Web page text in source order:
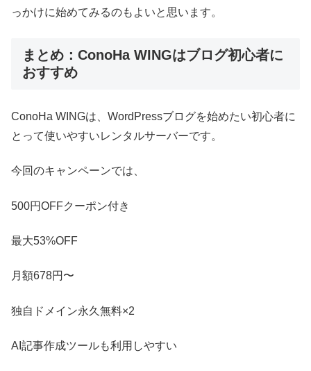
っかけに始めてみるのもよいと思います。
まとめ：ConoHa WINGはブログ初心者に
おすすめ
ConoHa WINGは、WordPressブログを始めたい初心者に
とって使いやすいレンタルサーバーです。
今回のキャンペーンでは、
500円OFFクーポン付き
最大53%OFF
月額678円〜
独自ドメイン永久無料×2
AI記事作成ツールも利用しやすい